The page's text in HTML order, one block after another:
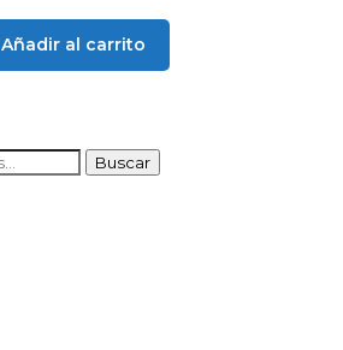
55,40 €.51,10 €.
Añadir al carrito
Buscar